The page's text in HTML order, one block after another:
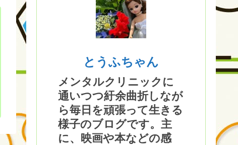
とうふちゃん
メンタルクリニックに
通いつつ紆余曲折しなが
ら毎日を頑張って生きる
様子のブログです。主
に、映画や本などの感